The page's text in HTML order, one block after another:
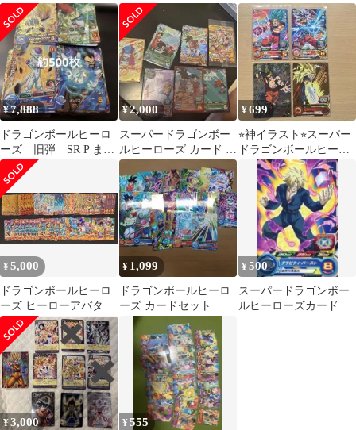
¥7,888
ドラゴンボールヒーロ
ーズ 旧弾 SR P まと
め売り
¥2,000
スーパードラゴンボー
ルヒーローズ カード 6
枚セット
¥699
⭐︎神イラスト⭐︎スーパー
ドラゴンボールヒーロ
ーズ 孫悟空 ベジット 4
枚セット
¥5,000
ドラゴンボールヒーロ
ーズ ヒーローアバター
カード 88枚 バインダー
グミ
¥ 1,099
ドラゴンボールヒーロ
ーズ カードセット
¥500
スーパードラゴンボー
ルヒーローズカードグ
¥3,000 ¥555